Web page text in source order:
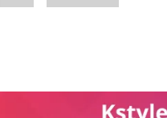
した起業ロマンスで、若者たちが奮